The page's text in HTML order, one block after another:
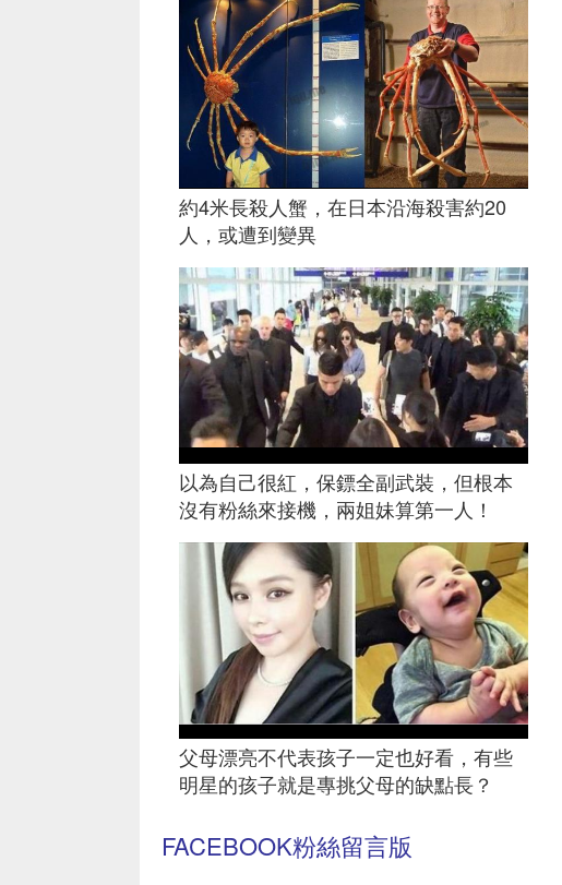
約4米長殺人蟹，在日本沿海殺害約20
人，或遭到變異
以為自己很紅，保鏢全副武裝，但根本
沒有粉絲來接機，兩姐妹算第一人！
父母漂亮不代表孩子一定也好看，有些
明星的孩子就是專挑父母的缺點長？
FACEBOOK粉絲留言版